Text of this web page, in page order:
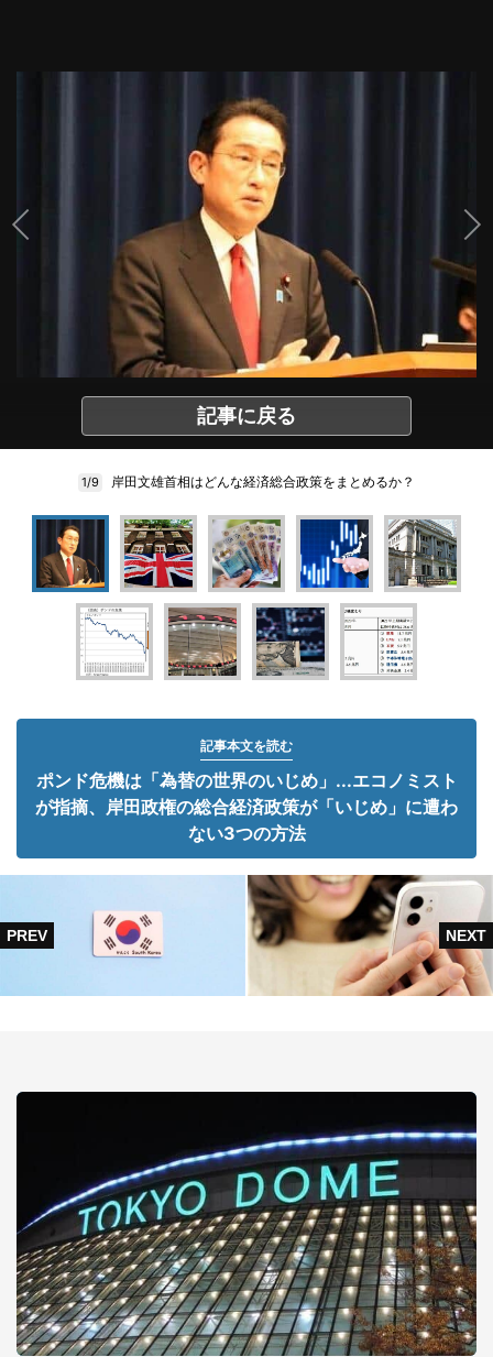
記事に戻る
1/9 岸田文雄首相はどんな経済総合政策をまとめるか？
記事本文を読む
ポンド危機は「為替の世界のいじめ」...エコノミスト
が指摘、岸田政権の総合経済政策が「いじめ」に遭わ
ない3つの方法